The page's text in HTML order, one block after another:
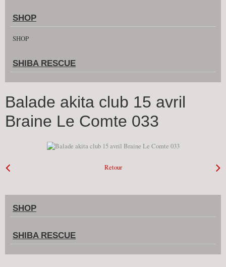
SHOP
SHOP
SHIBA RESCUE
Balade akita club 15 avril
Braine Le Comte 033
Retour
SHOP
SHIBA RESCUE